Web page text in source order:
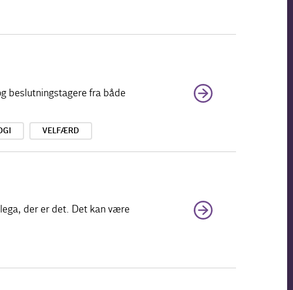
beslutningstagere fra både
VELFÆRD
der er det. Det kan være